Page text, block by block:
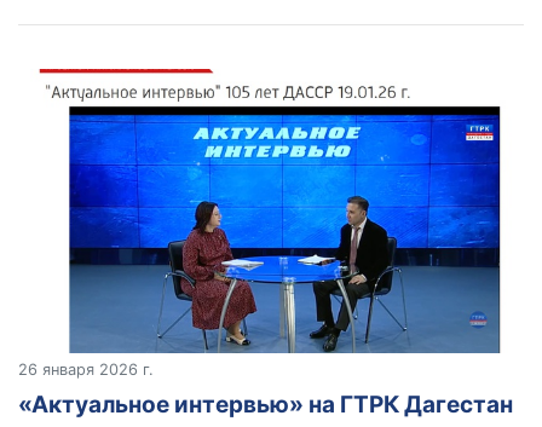
26 января 2026 г.
«Актуальное интервью» на ГТРК Дагестан